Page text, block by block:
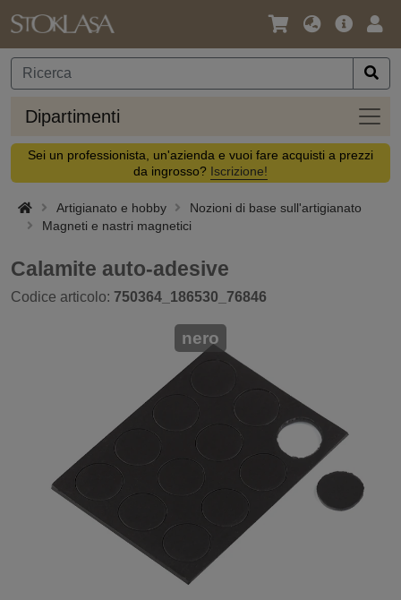
Lingua
Valuta
Offerta
Dipartimenti
Sei un professionista, un'azienda e vuoi fare acquisti a prezzi
da ingrosso? Iscrizione!
Artigianato e hobby
Nozioni di base sull'artigianato
Magneti e nastri magnetici
Calamite auto-adesive
Codice articolo: 750364_186530_76846
nero